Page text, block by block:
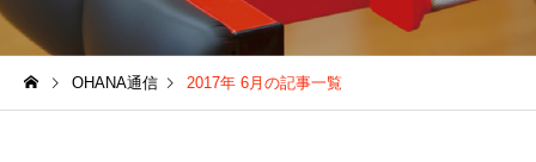
シニア(60歳以上の方)
OHANA通信 2017年 6月の記事一覧